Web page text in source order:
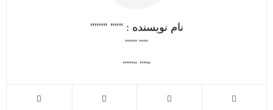
نام نویسنده : """ """"
""" """"
“”” “”””